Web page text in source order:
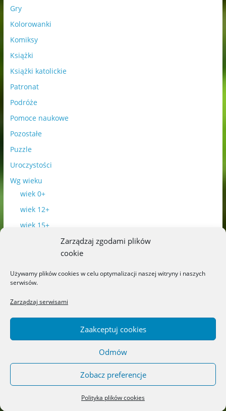
Zarządzaj zgodami plików
cookie
Używamy plików cookies w celu optymalizacji naszej witryny i naszych
serwisów.
Zarządzaj serwisami
Zaakceptuj cookies
Odmów
Zobacz preferencje
Polityka plików cookies
Gry
Kolorowanki
Komiksy
Książki
Książki katolickie
Patronat
Podróże
Pomoce naukowe
Pozostałe
Puzzle
Uroczystości
Wg wieku
wiek 0+
wiek 12+
wiek 15+
wiek 9+
Najnowsze